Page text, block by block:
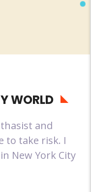
WORLD
and
to take risk. I
New York City